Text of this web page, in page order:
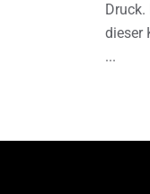
dieser